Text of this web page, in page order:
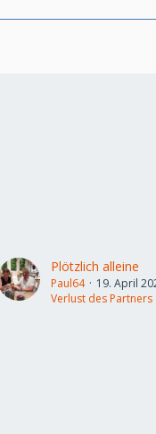
Plötzlich alleine
Paul64
19. April
Verlust des Partners